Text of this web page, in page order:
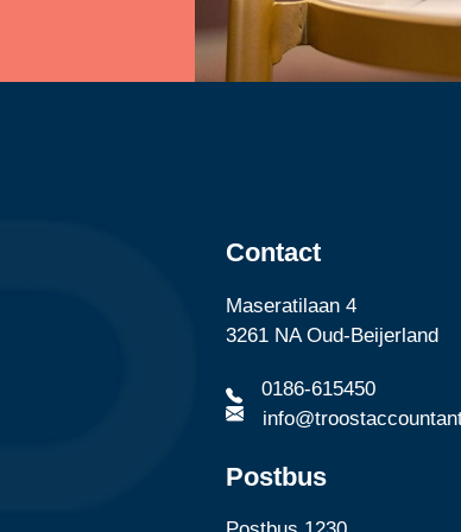
Contact
Maseratilaan 4
3261 NA Oud-Beijerland
0186-615450
Postbus